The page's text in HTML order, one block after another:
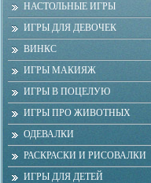
НАСТОЛЬНЫЕ ИГРЫ
ИГРЫ ДЛЯ ДЕВОЧЕК
ВИНКС
ИГРЫ МАКИЯЖ
ИГРЫ В ПОЦЕЛУЮ
ИГРЫ ПРО ЖИВОТНЫХ
ОДЕВАЛКИ
РАСКРАСКИ И РИСОВАЛКИ
ИГРЫ ДЛЯ ДЕТЕЙ